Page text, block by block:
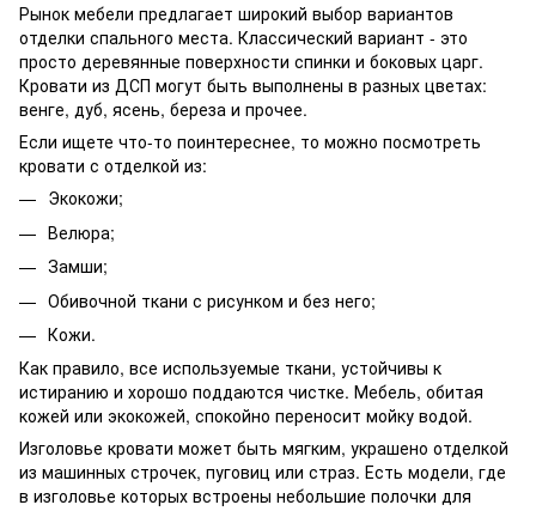
Рынок мебели предлагает широкий выбор вариантов
отделки спального места. Классический вариант - это
просто деревянные поверхности спинки и боковых царг.
Кровати из ДСП могут быть выполнены в разных цветах:
венге, дуб, ясень, береза и прочее.
Если ищете что-то поинтереснее, то можно посмотреть
кровати с отделкой из:
Экокожи;
Велюра;
Замши;
Обивочной ткани с рисунком и без него;
Кожи.
Как правило, все используемые ткани, устойчивы к
истиранию и хорошо поддаются чистке. Мебель, обитая
кожей или экокожей, спокойно переносит мойку водой.
Изголовье кровати может быть мягким, украшено отделкой
из машинных строчек, пуговиц или страз. Есть модели, где
в изголовье которых встроены небольшие полочки для